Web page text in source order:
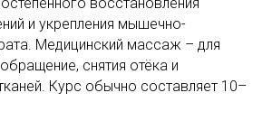
и укрепления мышечно-
Медицинский массаж – для
снятия отёка и
Курс обычно составляет 10–